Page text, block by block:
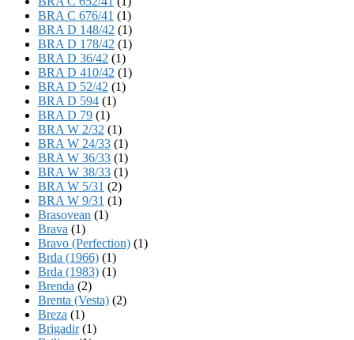
BRA C 676/41 (1)
BRA D 148/42 (1)
BRA D 178/42 (1)
BRA D 36/42 (1)
BRA D 410/42 (1)
BRA D 52/42 (1)
BRA D 594 (1)
BRA D 79 (1)
BRA W 2/32 (1)
BRA W 24/33 (1)
BRA W 36/33 (1)
BRA W 38/33 (1)
BRA W 5/31 (2)
BRA W 9/31 (1)
Brasovean (1)
Brava (1)
Bravo (Perfection) (1)
Brda (1966) (1)
Brda (1983) (1)
Brenda (2)
Brenta (Vesta) (2)
Breza (1)
Brigadir(1)